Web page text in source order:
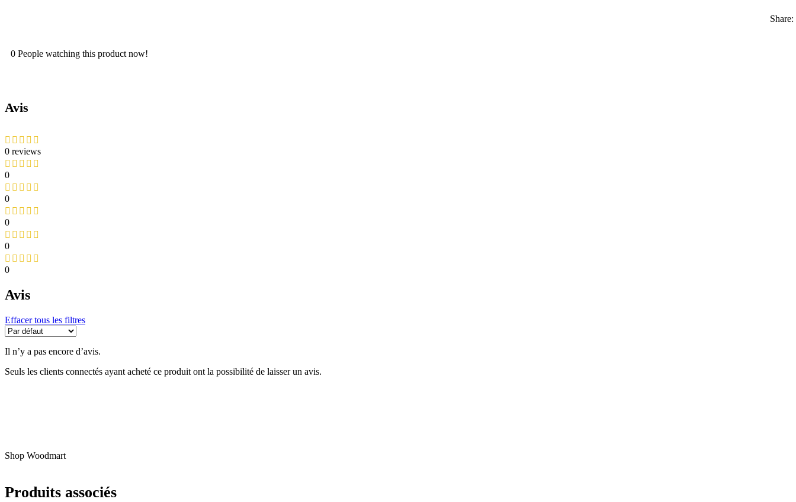
Share:
0 People watching this product now!
Avis
0 reviews
0
0
0
0
0
Avis
Effacer tous les filtres
Il n’y a pas encore d’avis.
Seuls les clients connectés ayant acheté ce produit ont la possibilité de laisser un avis.
Shop Woodmart
Produits associés